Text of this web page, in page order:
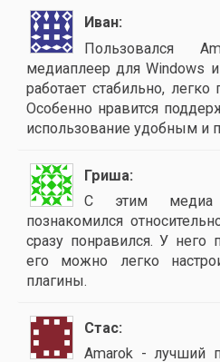
Иван
Пользовался
медиаплеер для Windows
работает стабильно, легко
Особенно нравится
использование удобным и
Гриша
С этим медиа
познакомился
сразу понравился. У него
его можно легко
плагины.
Стас
Amarok - лучший